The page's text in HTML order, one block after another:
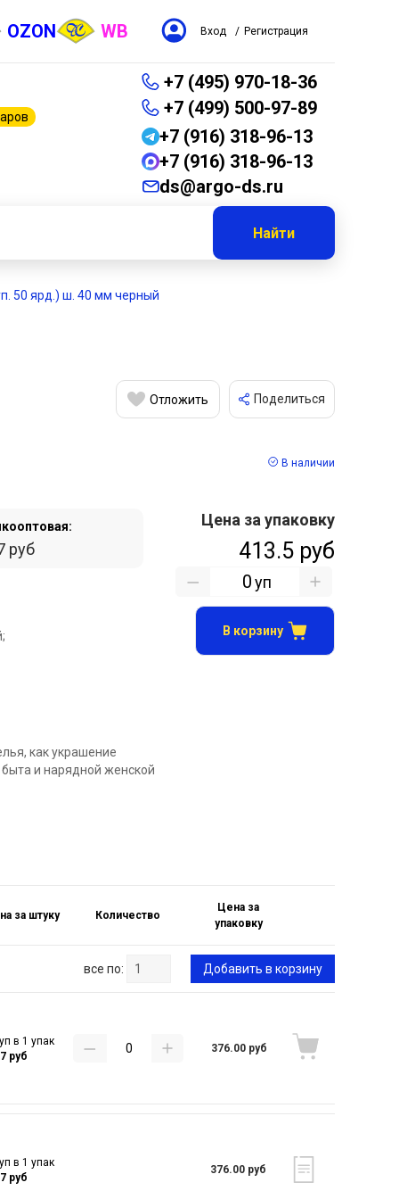
OZON WB Вход / Регистрация
+7 (495) 970-18-36
+7 (499) 500-97-89
+7 (916) 318-96-13
+7 (916) 318-96-13
ds@argo-ds.ru
Найти
50 ярд.) ш. 40 мм черный
Отложить Поделиться
В наличии
руб
как украшение
и нарядной женской
Цена за упаковку
413.5 руб
уп
В корзину
за штуку Количество
Цена за
упаковку
все по: Добавить в корзину
в 1 упак
руб
376.00 руб
в 1 упак
руб
376.00 руб